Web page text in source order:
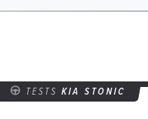
TESTS KIA STONIC